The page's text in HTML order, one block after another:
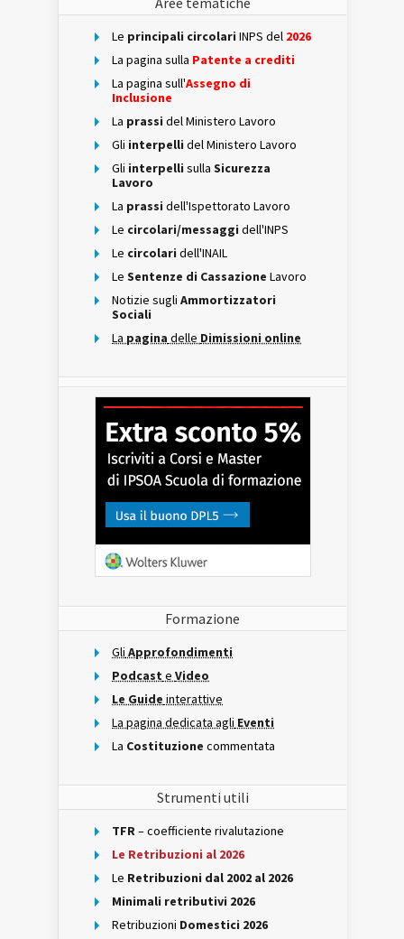
Le principali circolari INPS del 2026
La pagina sulla Patente a crediti
La pagina sull'Assegno di
Inclusione
La prassi del Ministero Lavoro
Gli interpelli del Ministero Lavoro
Gli interpelli sulla Sicurezza
Lavoro
La prassi dell'Ispettorato Lavoro
Le circolari/messaggi dell'INPS
Le circolari dell'INAIL
Le Sentenze di Cassazione Lavoro
Notizie sugli Ammortizzatori
Sociali
La pagina delle Dimissioni online
Formazione
Gli Approfondimenti
Podcast e Video
Le Guide interattive
La pagina dedicata agli Eventi
La Costituzione commentata
Strumenti utili
TFR– coefficiente rivalutazione
Le Retribuzioni al 2026
Le Retribuzioni dal 2002 al 2026
Minimali retributivi 2026
Retribuzioni Domestici 2026